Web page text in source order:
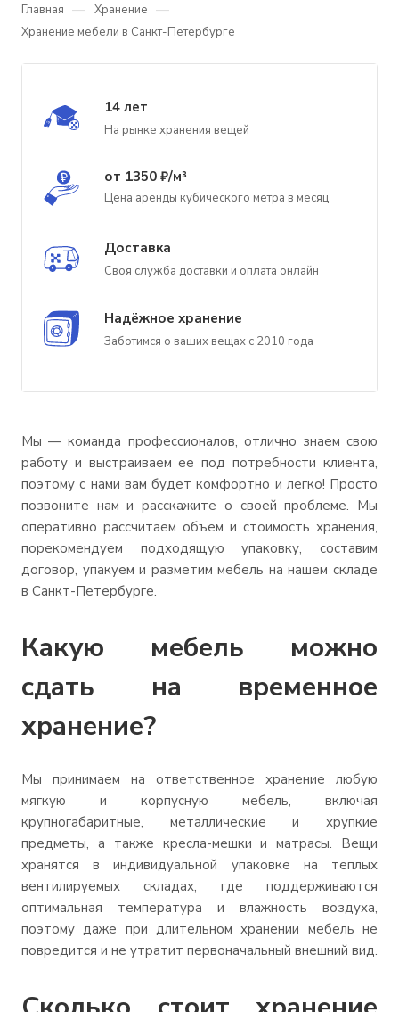
Главная — Хранение —
Хранение мебели в Санкт-Петербурге
14 лет
На рынке хранения вещей
от 1350 ₽/м³
Цена аренды кубического метра в месяц
Доставка
Своя служба доставки и оплата онлайн
Надёжное хранение
Заботимся о ваших вещах с 2010 года
Мы — команда профессионалов, отлично знаем свою
работу и выстраиваем ее под потребности клиента,
поэтому с нами вам будет комфортно и легко! Просто
позвоните нам и расскажите о своей проблеме. Мы
оперативно рассчитаем объем и стоимость хранения,
порекомендуем подходящую упаковку, составим
договор, упакуем и разметим мебель на нашем складе
в Санкт-Петербурге.
Какую мебель можно
сдать на временное
хранение?
Мы принимаем на ответственное хранение любую
мягкую и корпусную мебель, включая
крупногабаритные, металлические и хрупкие
предметы, а также кресла-мешки и матрасы. Вещи
хранятся в индивидуальной упаковке на теплых
вентилируемых складах, где поддерживаются
оптимальная температура и влажность воздуха,
поэтому даже при длительном хранении мебель не
повредится и не утратит первоначальный внешний вид.